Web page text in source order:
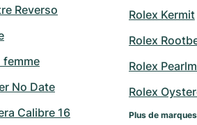
Reverso
femme
No Date
Calibre 16
Rolex Kermit
Rolex
Rolex
Rolex
Plus de marques